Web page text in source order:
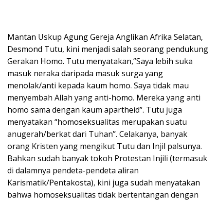
Mantan Uskup Agung Gereja Anglikan Afrika Selatan,
Desmond Tutu, kini menjadi salah seorang pendukung
Gerakan Homo. Tutu menyatakan,”Saya lebih suka
masuk neraka daripada masuk surga yang
menolak/anti kepada kaum homo. Saya tidak mau
menyembah Allah yang anti-homo. Mereka yang anti
homo sama dengan kaum apartheid”. Tutu juga
menyatakan “homoseksualitas merupakan suatu
anugerah/berkat dari Tuhan”. Celakanya, banyak
orang Kristen yang mengikut Tutu dan Injil palsunya.
Bahkan sudah banyak tokoh Protestan Injili (termasuk
di dalamnya pendeta-pendeta aliran
Karismatik/Pentakosta), kini juga sudah menyatakan
bahwa homoseksualitas tidak bertentangan dengan